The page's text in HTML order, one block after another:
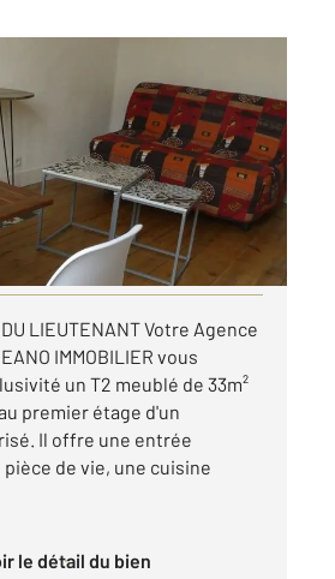
T2 à louer
LIEUTENANT Votre Agence
IMMOBILIER vous
un T2 meublé de 33m²
premier étage d'un
Il offre une entrée
de vie, une cuisine
le détail du bien